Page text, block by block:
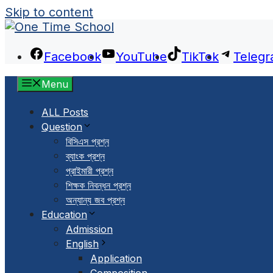
Skip to content
Facebook YouTube TikTok
Menu
ALL Posts
Question
বিসিএস প্রশ্ন
ব্যাংক প্রশ্ন
প্রাইমারী প্রশ্ন
শিক্ষক নিবন্ধন প্রশ্ন
অন্যান্য জব প্রশ্ন
Education
Admission
English
Application